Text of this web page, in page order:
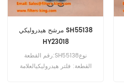
مرشح هيدروليكي SH55138
HY23018
رقم القطعة:SH55138نوع
القطعة: فلتر هيدروليكيالعلامة